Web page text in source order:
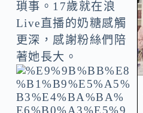
瑣事。17歲就在浪
Live直播的奶糖感觸
更深，感謝粉絲們陪
著她長大。